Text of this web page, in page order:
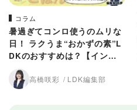
コラム
暑過ぎてコンロ使うのムリな
日！ ラクうま“おかずの素”L
DKのおすすめは？【インラ
イで紹介】
高橋咲彩 LDK編集部